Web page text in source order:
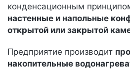
конденсационным
настенные и напольные
открытой или закрытой
Предприятие производит
накопительные